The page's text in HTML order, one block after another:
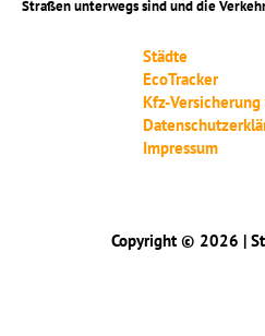
Straßen unterwegs sind und die
Städte
EcoTracker
Kfz-
Impressum
Copyright © 2026 |